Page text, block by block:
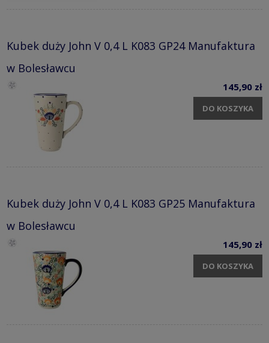
Kubek duży John V 0,4 L K083 GP24 Manufaktura
w Bolesławcu
145,90 zł
DO KOSZYKA
Kubek duży John V 0,4 L K083 GP25 Manufaktura
w Bolesławcu
145,90 zł
DO KOSZYKA